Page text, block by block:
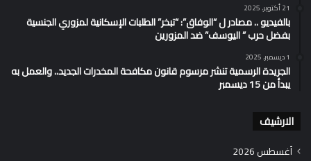
21 أكتوبر، 2025
بالفيديو .. مصادر ل “الوفاق”: “تبخر” الطلبات الإسكانية لمزوري الجنسية
بفضل حرب ” اليوسف” ضد المزورين
1 ديسمبر، 2025
الجريدة الرسمية تنشر مرسوم قانون مكافحة المخدرات الجديد.. والعمل به
يبدأ من 15 ديسمبر
الارشيف
أغسطس 2026